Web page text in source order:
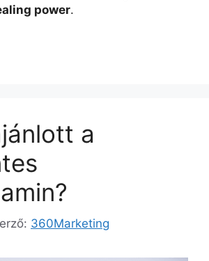
power.
a
360Marketing